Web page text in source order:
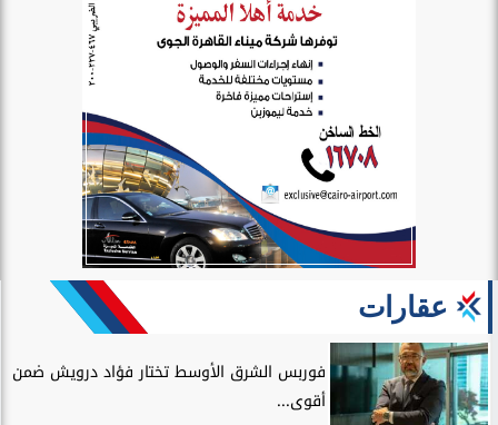
عقارات
فوربس الشرق الأوسط تختار فؤاد درويش ضمن
أقوى...